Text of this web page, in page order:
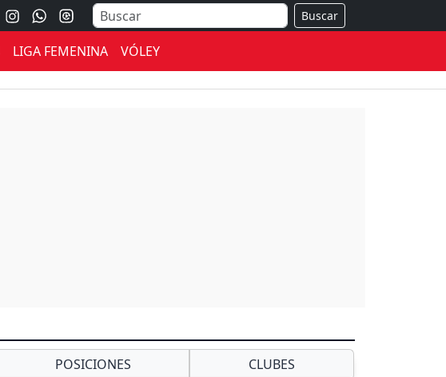
Buscar
LIGA FEMENINA VÓLEY
POSICIONES CLUBES